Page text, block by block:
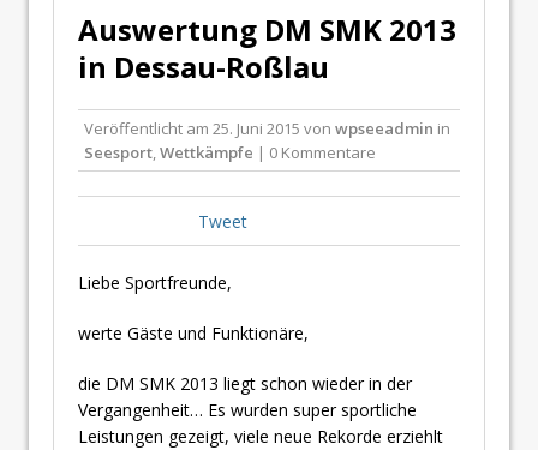
Auswertung DM SMK 2013
in Dessau-Roßlau
Veröffentlicht am 25. Juni 2015 von wpseeadmin in
Seesport,Wettkämpfe | 0 Kommentare
Tweet
Liebe Sportfreunde,
werte Gäste und Funktionäre,
die DM SMK 2013 liegt schon wieder in der
Vergangenheit… Es wurden super sportliche
Leistungen gezeigt, viele neue Rekorde erziehlt